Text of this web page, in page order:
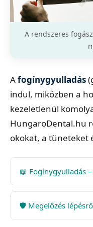
A rendszeres
Afogínygyulladás
indul, miközben a
kezeletlenül
HungaroDental.hu
okokat, a tüneteket
📖 Fogínygyulladás
🛡️ Megelőzés